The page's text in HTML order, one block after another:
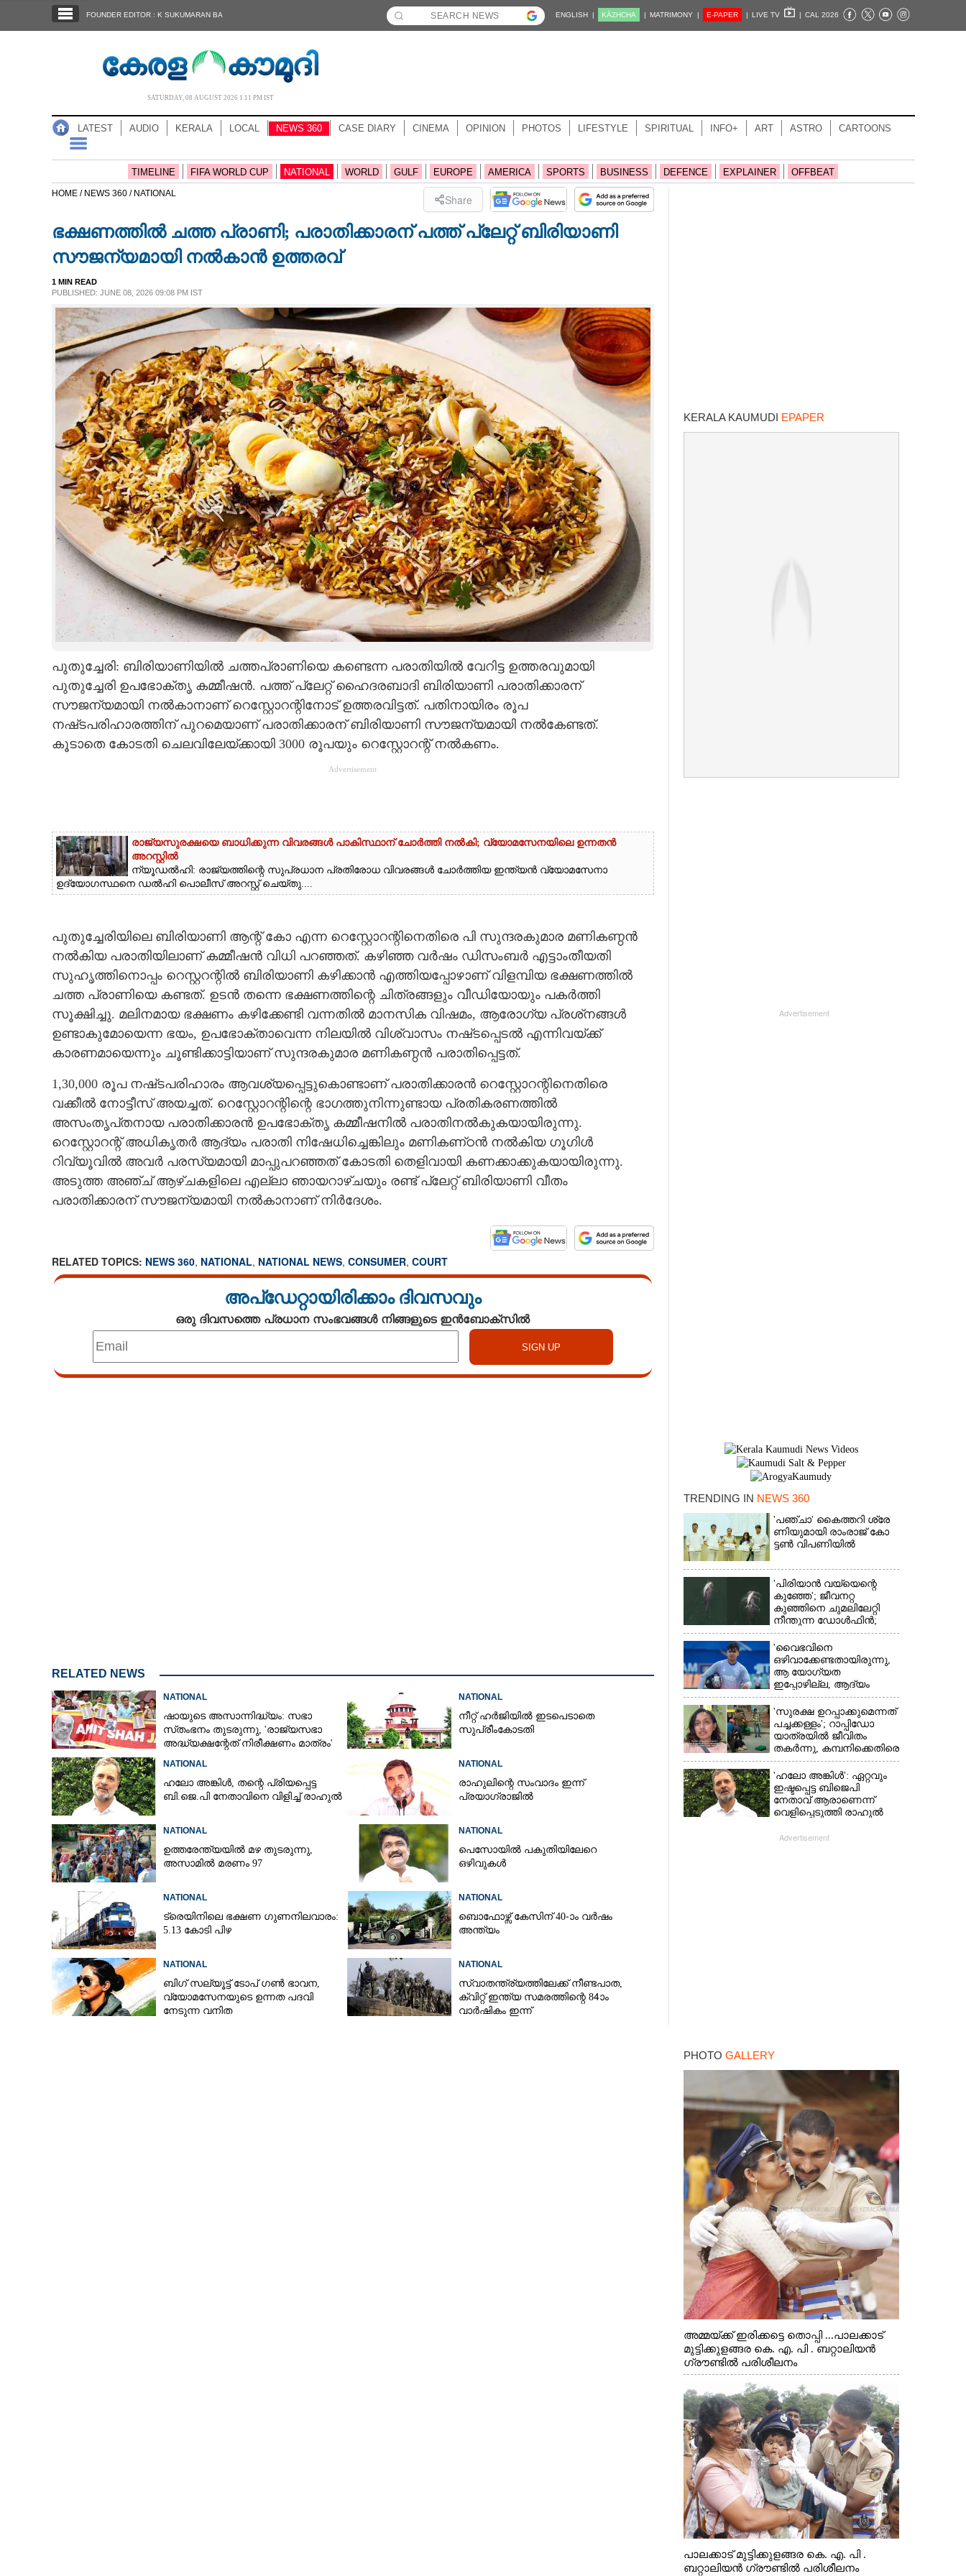
NOTIFIED NEWS
NEWS 360
CASE DIARY
LIFESTYLE
CARTOONS
LITERATURE
FOUNDER EDITOR : K SUKUMARAN BA ENGLISH | KĀZHCHA | MATRIMONY | E-PAPER | LIVE TV | CAL 2026
SATURDAY, 08 AUGUST 2026 1.11 PM IST
LATEST AUDIO KERALA LOCAL NEWS 360 CASE DIARY CINEMA OPINION PHOTOS LIFESTYLE SPIRITUAL INFO+ ART ASTRO CARTOONS
TIMELINE FIFA WORLD CUP NATIONAL WORLD GULF EUROPE AMERICA SPORTS BUSINESS DEFENCE EXPLAINER OFFBEAT
HOME / NEWS 360 / NATIONAL Share
ഭക്ഷണത്തിൽ ചത്ത പ്രാണി; പരാതിക്കാരന് പത്ത് പ്ലേറ്റ് ബിരിയാണി
സൗജന്യമായി നൽകാൻ ഉത്തരവ്
1 MIN READ
PUBLISHED: JUNE 08, 2026 09:08 PM IST
പുതുച്ചേരി: ബിരിയാണിയിൽ ചത്തപ്രാണിയെ കണ്ടെന്ന പരാതിയിൽ വേറിട്ട ഉത്തരവുമായി
പുതുച്ചേരി ഉപഭോക്തൃ കമ്മീഷൻ. പത്ത് പ്ലേറ്റ്‌ ഹൈദരബാദി ബിരിയാണി പരാതിക്കാരന്
സൗജന്യമായി നൽകാനാണ് റെസ്റ്റോറന്റിനോട് ഉത്തരവിട്ടത്. പതിനായിരം രൂപ
നഷ്‌ടപരിഹാരത്തിന് പുറമെയാണ് പരാതിക്കാരന് ബിരിയാണി സൗജന്യമായി നൽകേണ്ടത്.
കൂടാതെ കോടതി ചെലവിലേയ്‌ക്കായി 3000 രൂപയും റെസ്റ്റോറന്റ് നൽകണം.
Advertisement
രാജ്യസുരക്ഷയെ ബാധിക്കുന്ന വിവരങ്ങൾ പാകിസ്ഥാന് ചോ‌ർത്തി നൽകി; വ്യോമസേനയിലെ ഉന്നതൻ
അറസ്റ്റിൽ
ന്യൂ‌ഡൽഹി: രാജ്യത്തിന്റെ സുപ്രധാന പ്രതിരോധ വിവരങ്ങൾ ചോർത്തിയ ഇന്ത്യൻ വ്യോമസേനാ
ഉദ്യോഗസ്ഥനെ ഡൽഹി പൊലീസ് അറസ്റ്റ് ചെയ്‌തു....
പുതുച്ചേരിയിലെ ബിരിയാണി ആന്റ് കോ എന്ന റെസ്റ്റോറന്റിനെതിരെ പി സുന്ദരകുമാര മണികണ്ഠൻ
നൽകിയ പരാതിയിലാണ് കമ്മീഷൻ വിധി പറഞ്ഞത്. കഴിഞ്ഞ വർഷം ഡിസംബർ എട്ടാംതീയതി
സുഹൃത്തിനൊപ്പം റെസ്റ്ററന്റിൽ ബിരിയാണി കഴിക്കാൻ എത്തിയപ്പോഴാണ് വിളമ്പിയ ഭക്ഷണത്തിൽ
ചത്ത പ്രാണിയെ കണ്ടത്. ഉടൻ തന്നെ ഭക്ഷണത്തിന്റെ ചിത്രങ്ങളും വീഡിയോയും പകർത്തി
സൂക്ഷിച്ചു. മലിനമായ ഭക്ഷണം കഴിക്കേണ്ടി വന്നതിൽ മാനസിക വിഷമം, ആരോഗ്യ പ്രശ്‌നങ്ങൾ
ഉണ്ടാകുമോയെന്ന ഭയം, ഉപഭോക്താവെന്ന നിലയിൽ വിശ്വാസം നഷ്‌ടപ്പെടൽ എന്നിവ‌യ്‌ക്ക്
കാരണമായെന്നും ചൂണ്ടിക്കാട്ടിയാണ് സുന്ദരകുമാര മണികണ്ഠൻ പരാതിപ്പെട്ടത്.
1,30,000 രൂപ നഷ്‌ടപരിഹാരം ആവശ്യപ്പെട്ടുകൊണ്ടാണ് പരാതിക്കാരൻ റെസ്റ്റോറന്റിനെതിരെ
വക്കീൽ നോട്ടീസ് അയച്ചത്. റെസ്റ്റോറന്റിന്റെ ഭാഗത്തുനിന്നുണ്ടായ പ്രതികരണത്തിൽ
അസംതൃപ്‌തനായ പരാതിക്കാരൻ ഉപഭോക്തൃ കമ്മീഷനിൽ പരാതിനൽകുകയായിരുന്നു.
റെസ്റ്റോറന്റ് അധികൃതർ ആദ്യം പരാതി നിഷേധിച്ചെങ്കിലും മണികണ്‌ഠൻ നൽകിയ ഗൂഗിൾ
റിവ്യൂവിൽ അവർ പരസ്യമായി മാപ്പുപറഞ്ഞത് കോടതി തെളിവായി കണക്കാക്കുകയായിരുന്നു.
അടുത്ത അഞ്ച് ആഴ്ച‌കളിലെ എല്ലാ ഞായറാഴ്‌ചയും രണ്ട് പ്ലേറ്റ് ബിരിയാണി വീതം
പരാതിക്കാരന് സൗജന്യമായി നൽകാനാണ് നിർദേശം.
RELATED TOPICS: NEWS 360, NATIONAL, NATIONAL NEWS, CONSUMER, COURT
അപ്ഡേറ്റായിരിക്കാം ദിവസവും
ഒരു ദിവസത്തെ പ്രധാന സംഭവങ്ങൾ നിങ്ങളുടെ ഇൻബോക്സിൽ
RELATED NEWS
NATIONAL
ഷായുടെ അസാന്നിദ്ധ്യം: സഭാ
സ്‌തംഭനം തുടരുന്നു, 'രാജ്യസഭാ
അദ്ധ്യക്ഷന്റേത് നിരീക്ഷണം മാത്രം'
NATIONAL
നീറ്റ് ഹർജിയിൽ ഇടപെടാതെ
സുപ്രീംകോടതി
NATIONAL
ഹലോ അങ്കിൾ,​ തന്റെ പ്രിയപ്പെട്ട
ബി.ജെ.പി നേതാവിനെ വിളിച്ച് രാഹുൽ
NATIONAL
രാഹുലിന്റെ സംവാദം ഇന്ന്
പ്രയാഗ്‌രാജിൽ
NATIONAL
ഉത്തരേന്ത്യയിൽ മഴ തുടരുന്നു,​
അസാമിൽ മരണം 97
NATIONAL
പെസോയിൽ പകുതിയിലേറെ
ഒഴിവുകൾ
NATIONAL
ട്രെയിനിലെ ഭക്ഷണ ഗുണനിലവാരം:
5.13 കോടി പിഴ
NATIONAL
ബൊഫോഴ്സ് കേസിന് 40-ാം വ‌ർഷം
അന്ത്യം
NATIONAL
ബിഗ് സല്യൂട്ട് ടോപ് ഗൺ ഭാവന,​
വ്യോമസേനയുടെ ഉന്നത പദവി
നേടുന്ന വനിത
NATIONAL
സ്വാതന്ത്ര്യത്തിലേക്ക് നീണ്ടപാത,
ക്വിറ്റ് ഇന്ത്യ സമരത്തിന്റെ 84ാം
വാർഷികം ഇന്ന്
KERALA KAUMUDI EPAPER
Advertisement
TRENDING IN NEWS 360
'​പ​ഞ്ചാ​'​ ​കൈ​ത്ത​റി​ ​ശ്രേ​
ണി​യു​മാ​യി​ ​രാം​രാ​ജ് ​കോ​
ട്ടൺ വിപണിയിൽ
'പിരിയാൻ വയ്യെന്റെ
കുഞ്ഞേ'; ജീവനറ്റ
കുഞ്ഞിനെ ചുമലിലേറ്റി
നീന്തുന്ന ഡോൾഫിൻ;
കടലിലെ വൈകാരിക
നിമിഷങ്ങൾ
'വൈഭവിനെ
ഒഴിവാക്കേണ്ടതായിരുന്നു,​
ആ യോഗ്യത
ഇപ്പോഴില്ല, ആദ്യം
എല്ലാം പഠിക്കട്ടെ';
നിർദേശവുമായി മുൻ
ക്രിക്കറ്റ് താരം
'സുരക്ഷ ഉറപ്പാക്കുമെന്നത്
പച്ചക്കള്ളം'; റാപ്പിഡോ
യാത്രയിൽ ജീവിതം
തകർന്നു, കമ്പനിക്കെതിരെ
പരാതിയുമായി യുവതി
'ഹലോ അങ്കിൾ': ഏറ്റവും
ഇഷ്ടപ്പെട്ട ബിജെപി
നേതാവ് ആരാണെന്ന്
വെളിപ്പെടുത്തി രാഹുൽ
Advertisement
PHOTO GALLERY
അമ്മയ്ക്ക് ഇരിക്കട്ടെ തൊപ്പി ...പാലക്കാട്
മുട്ടിക്കുളങ്ങര കെ. എ. പി . ബറ്റാലിയൻ
ഗ്രൗണ്ടിൽ പരിശീലനം
പാലക്കാട് മുട്ടിക്കുളങ്ങര കെ. എ. പി .
ബറ്റാലിയൻ ഗ്രൗണ്ടിൽ പരിശീലനം
സൗജന്യമായി നൽകാൻ ഉത്തരവ്